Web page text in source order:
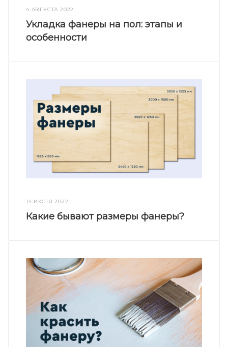
4 АВГУСТА 2022
Укладка фанеры на пол: этапы и
особенности
14 ИЮЛЯ 2022
Какие бывают размеры фанеры?